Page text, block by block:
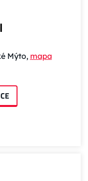
Mýto, mapa